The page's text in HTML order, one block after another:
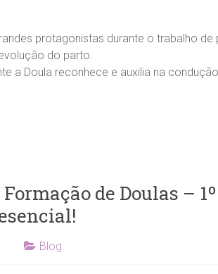
protagonistas durante o trabalho
do parto.
a Doula reconhece e auxilia na
Formação de Doulas –
Blog